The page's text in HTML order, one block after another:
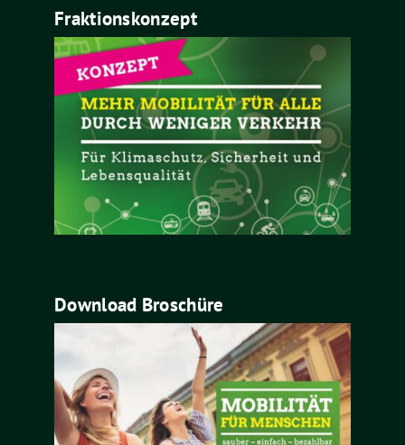
Fraktionskonzept
Download Broschüre